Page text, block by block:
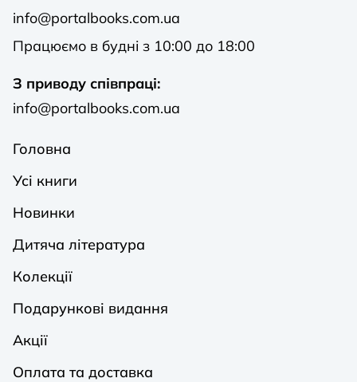
info@portalbooks.com.ua
Працюємо в будні з 10:00 до 18:00
З приводу співпраці:
info@portalbooks.com.ua
Головна
Усі книги
Новинки
Дитяча література
Колекції
Подарункові видання
Акції
Оплата та доставка